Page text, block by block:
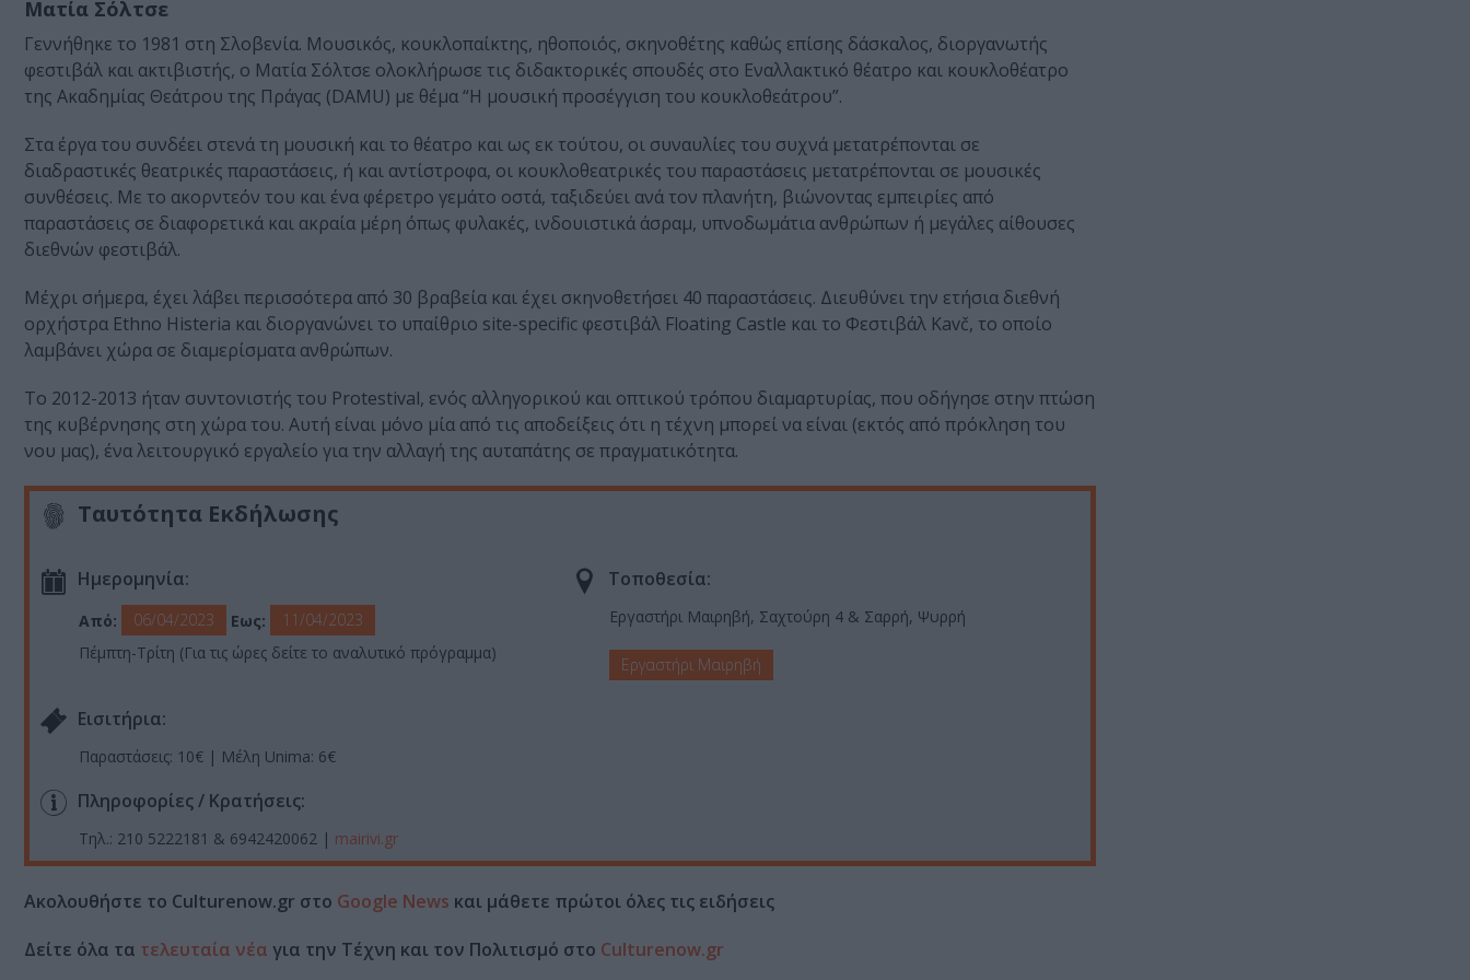
Ματία Σόλτσε
Γεννήθηκε το 1981 στη Σλοβενία. Μουσικός, κουκλοπαίκτης, ηθοποιός, σκηνοθέτης καθώς επίσης δάσκαλος, διοργανωτής
φεστιβάλ και ακτιβιστής, ο Ματία Σόλτσε ολοκλήρωσε τις διδακτορικές σπουδές στο Εναλλακτικό θέατρο και κουκλοθέατρο
της Ακαδημίας Θεάτρου της Πράγας (DAMU) με θέμα “Η μουσική προσέγγιση του κουκλοθεάτρου”.
Στα έργα του συνδέει στενά τη μουσική και το θέατρο και ως εκ τούτου, οι συναυλίες του συχνά μετατρέπονται σε
διαδραστικές θεατρικές παραστάσεις, ή και αντίστροφα, οι κουκλοθεατρικές του παραστάσεις μετατρέπονται σε μουσικές
συνθέσεις. Με το ακορντεόν του και ένα φέρετρο γεμάτο οστά, ταξιδεύει ανά τον πλανήτη, βιώνοντας εμπειρίες από
παραστάσεις σε διαφορετικά και ακραία μέρη όπως φυλακές, ινδουιστικά άσραμ, υπνοδωμάτια ανθρώπων ή μεγάλες αίθουσες
διεθνών φεστιβάλ.
Μέχρι σήμερα, έχει λάβει περισσότερα από 30 βραβεία και έχει σκηνοθετήσει 40 παραστάσεις. Διευθύνει την ετήσια διεθνή
ορχήστρα Ethno Histeria και διοργανώνει το υπαίθριο site-specific φεστιβάλ Floating Castle και το Φεστιβάλ Kavč, το οποίο
λαμβάνει χώρα σε διαμερίσματα ανθρώπων.
Το 2012-2013 ήταν συντονιστής του Protestival, ενός αλληγορικού και οπτικού τρόπου διαμαρτυρίας, που οδήγησε στην πτώση
της κυβέρνησης στη χώρα του. Αυτή είναι μόνο μία από τις αποδείξεις ότι η τέχνη μπορεί να είναι (εκτός από πρόκληση του
νου μας), ένα λειτουργικό εργαλείο για την αλλαγή της αυταπάτης σε πραγματικότητα.
Ταυτότητα Εκδήλωσης
Ημερομηνία:
Από: 06/04/2023 Εως:
11/04/2023
Πέμπτη-Τρίτη (Για τις ώρες δείτε το αναλυτικό πρόγραμμα)
Τοποθεσία:
Εργαστήρι Μαιρηβή, Σαχτούρη 4 & Σαρρή, Ψυρρή
Εργαστήρι Μαιρηβή
Eισιτήρια:
Παραστάσεις: 10€ | Μέλη Unima: 6€
Πληροφορίες / Κρατήσεις:
Τηλ.: 210 5222181 & 6942420062 | mairivi.gr
Ακολουθήστε το Culturenow.gr στο Google News και μάθετε πρώτοι όλες τις ειδήσεις
Δείτε όλα τα τελευταία νέα για την Τέχνη και τον Πολιτισμό στο Culturenow.gr